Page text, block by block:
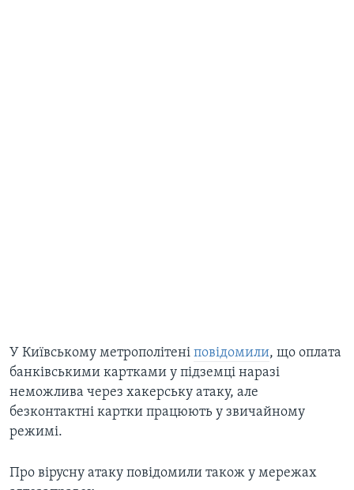
У Київському метрополітені повідомили, що оплата
банківськими картками у підземці наразі
неможлива через хакерську атаку, але
безконтактні картки працюють у звичайному
режимі.
Про вірусну атаку повідомили також у мережах